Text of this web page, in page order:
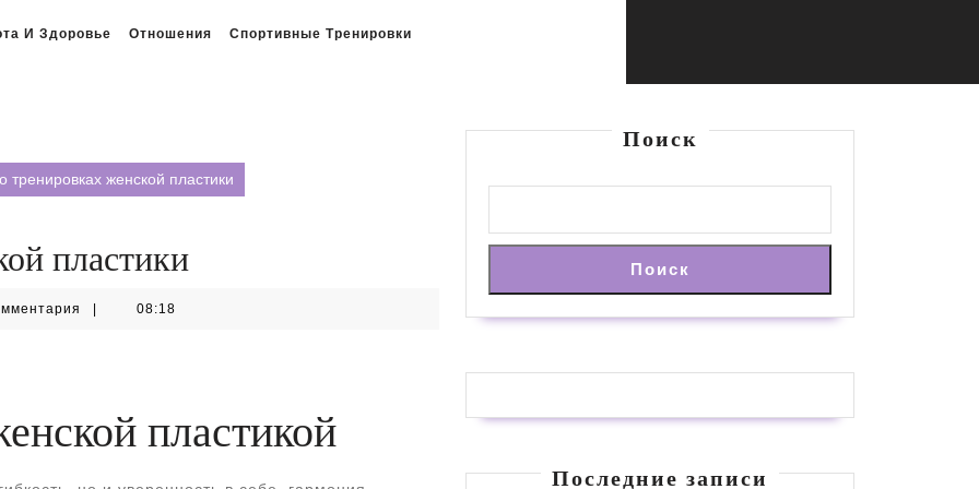
И Здоровье Отношения Спортивные Тренировки
тренировках женской пластики
пластики
08:18
пластикой
Поиск
Поиск
Последние записи